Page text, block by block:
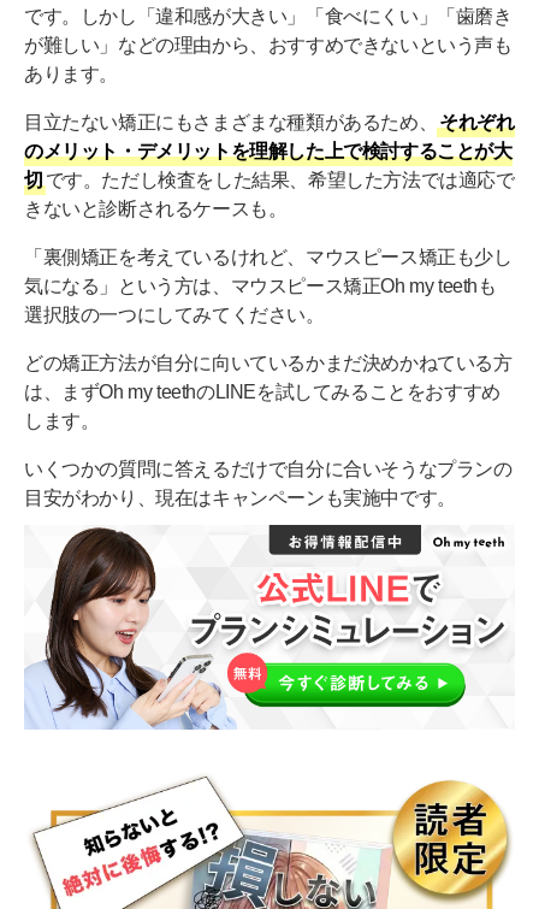
です。しかし「違和感が大きい」「食べにくい」「歯磨き
が難しい」などの理由から、おすすめできないという声も
あります。
目立たない矯正にもさまざまな種類があるため、
それぞれ
のメリット・デメリットを理解した上で検討することが大
切 です。ただし検査をした結果、希望した方法では適応で
きないと診断されるケースも。
「裏側矯正を考えているけれど、マウスピース矯正も少し
気になる」という方は、マウスピース矯正Oh my teethも
選択肢の一つにしてみてください。
どの矯正方法が自分に向いているかまだ決めかねている方
は、まずOh my teethのLINEを試してみることをおすすめ
します。
いくつかの質問に答えるだけで自分に合いそうなプランの
目安がわかり、現在はキャンペーンも実施中です。